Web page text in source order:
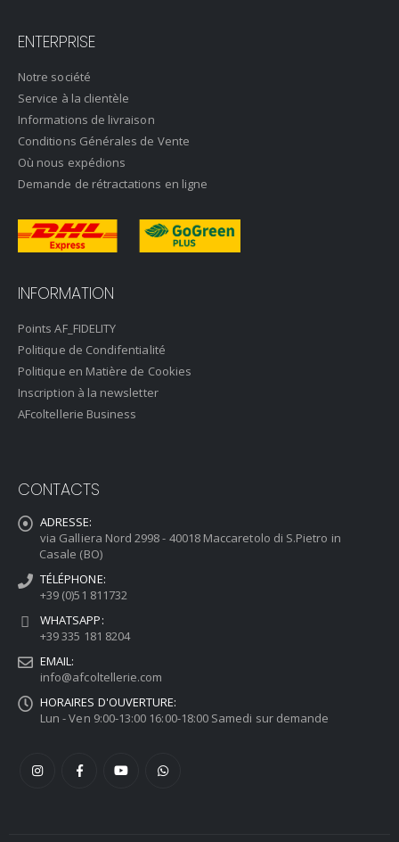
ENTERPRISE
Notre société
Service à la clientèle
Informations de livraison
Conditions Générales de Vente
Où nous expédions
Demande de rétractations en ligne
INFORMATION
Points AF_FIDELITY
Politique de Condifentialité
Politique en Matière de Cookies
Inscription à la newsletter
AFcoltellerie Business
CONTACTS
ADRESSE:
via Galliera Nord 2998 - 40018 Maccaretolo di S.Pietro in
Casale (BO)
TÉLÉPHONE:
+39 (0)51 811732
WHATSAPP:
+39 335 181 8204
EMAIL:
info@afcoltellerie.com
HORAIRES D'OUVERTURE:
Lun - Ven 9:00-13:00 16:00-18:00 Samedi sur demande